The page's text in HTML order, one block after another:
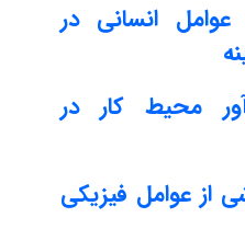
انسانی در
محیط کار در
از عوامل فیزیکی